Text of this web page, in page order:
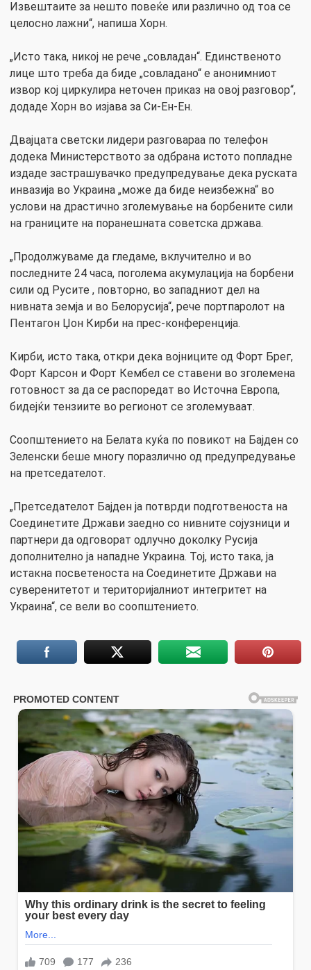
Извештаите за нешто повеќе или различно од тоа се
целосно лажни“, напиша Хорн.
„Исто така, никој не рече „совладан“. Единственото
лице што треба да биде „совладано“ е анонимниот
извор кој циркулира неточен приказ на овој разговор“,
додаде Хорн во изјава за Си-Ен-Ен.
Двајцата светски лидери разговараа по телефон
додека Министерството за одбрана истото попладне
издаде застрашувачко предупредување дека руската
инвазија во Украина „може да биде неизбежна“ во
услови на драстично зголемување на борбените сили
на границите на поранешната советска држава.
„Продолжуваме да гледаме, вклучително и во
последните 24 часа, поголема акумулација на борбени
сили од Русите , повторно, во западниот дел на
нивната земја и во Белорусија“, рече портпаролот на
Пентагон Џон Кирби на прес-конференција.
Кирби, исто така, откри дека војниците од Форт Брег,
Форт Карсон и Форт Кембел се ставени во зголемена
готовност за да се распоредат во Источна Европа,
бидејќи тензиите во регионот се зголемуваат.
Соопштението на Белата куќа по повикот на Бајден со
Зеленски беше многу поразлично од предупредување
на претседателот.
„Претседателот Бајден ја потврди подготвеноста на
Соединетите Држави заедно со нивните сојузници и
партнери да одговорат одлучно доколку Русија
дополнително ја нападне Украина. Тој, исто така, ја
истакна посветеноста на Соединетите Држави на
суверенитетот и територијалниот интегритет на
Украина“, се вели во соопштението.